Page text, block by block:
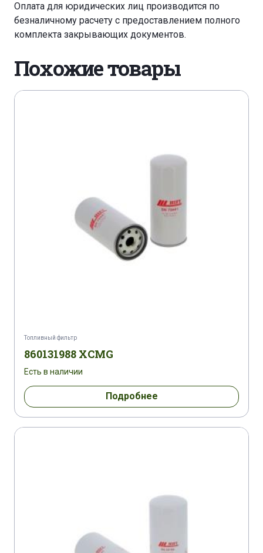
CASE 1850 K TIER 3 CASE 21 F
CASE 580 ST
CASE 721 F CASE 821 E
CASE 821 F CASE 921 F
CASE MAXXUM 100 MULTICONTROLLER
CASE MAXXUM 100 PROMOTION
CASE MAXXUM 110
CASE MAXXUM 115 EFF.POWER
Оплата для юридических лиц производится по
безналичному расчету с предоставлением полного
комплекта закрывающих документов.
Похожие товары
Топливный фильтр
860131988 XCMG
Есть в наличии
Подробнее